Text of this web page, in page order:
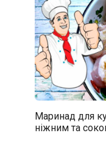
Маринад для
ніжним та